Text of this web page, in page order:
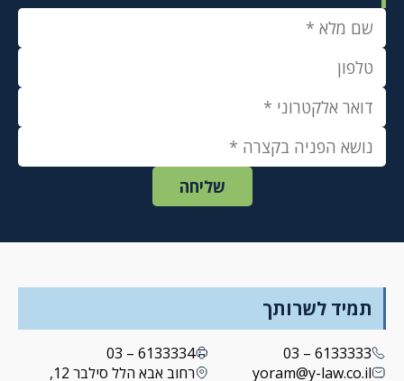
תמיד לשרותך
6133333 – 03
6133334 – 03
yoram@y-law.co.il
רחוב אבא הלל סילבר 12,